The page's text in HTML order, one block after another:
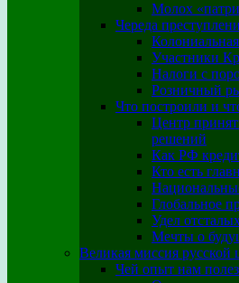
Молох
Череда
Участники
Налоги с
Розничный
Что построили и
Центр
решений
Как РФ
Кто есть
Глобальное
Удел
Мечты о
Великая миссия русской
Чей опыт нам